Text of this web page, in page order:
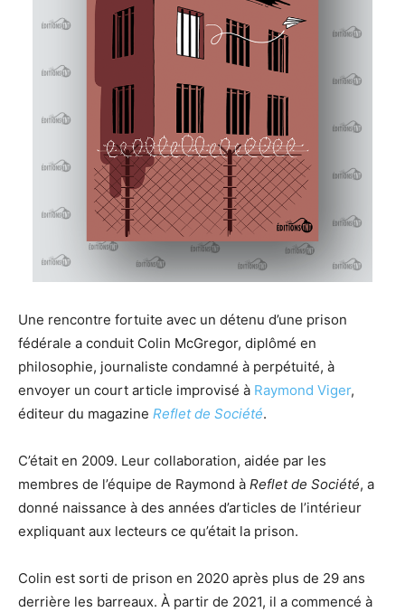
Une rencontre fortuite avec un détenu d’une prison
fédérale a conduit Colin McGregor, diplômé en
philosophie, journaliste condamné à perpétuité, à
envoyer un court article improvisé à Raymond Viger,
éditeur du magazine Reflet de Société.
C’était en 2009. Leur collaboration, aidée par les
membres de l’équipe de Raymond à Reflet de Société, a
donné naissance à des années d’articles de l’intérieur
expliquant aux lecteurs ce qu’était la prison.
Colin est sorti de prison en 2020 après plus de 29 ans
derrière les barreaux. À partir de 2021, il a commencé à